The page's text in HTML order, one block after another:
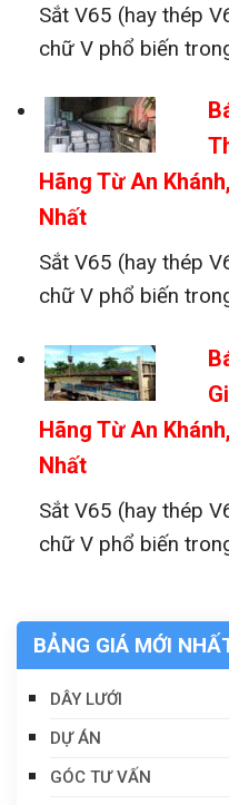
Sắt V65 (hay thép
chữ V phổ biến
Hãng Từ An
Nhất
Sắt V65 (hay thép
chữ V phổ biến
Hãng Từ An
Nhất
Sắt V65 (hay thép
chữ V phổ biến
BẢNG GIÁ MỚI
DÂY LƯỚI
DỰ ÁN
GÓC TƯ VẤN